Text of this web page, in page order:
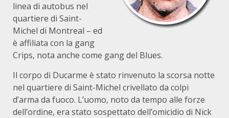
linea di autobus nel
quartiere di Saint-
Michel di Montreal – ed
è affiliata con la gang
Crips, nota anche come gang del Blues.
Il corpo di Ducarme è stato rinvenuto la scorsa notte
nel quartiere di Saint-Michel crivellato da colpi
d’arma da fuoco. L’uomo, noto da tempo alle forze
dell’ordine, era stato sospettato dell’omicidio di Nick